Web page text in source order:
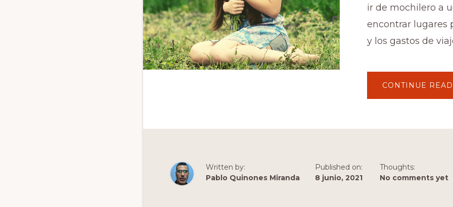
ir de mochilero a
encontrar lugares
y los gastos de
CONTINUE
Written by:
Pablo Quinones Miranda
Published on:
8 junio, 2021
Thoughts:
No comments yet